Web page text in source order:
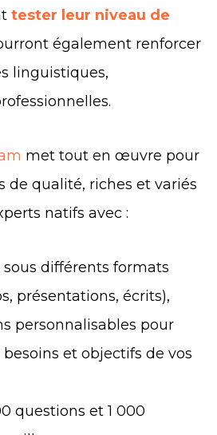
tester leur niveau de
également renforcer
linguistiques,
met tout en œuvre pour
de qualité, riches et variés
natifs avec :
différents formats
présentations, écrits),
personnalisables pour
et objectifs de vos
questions et 1 000